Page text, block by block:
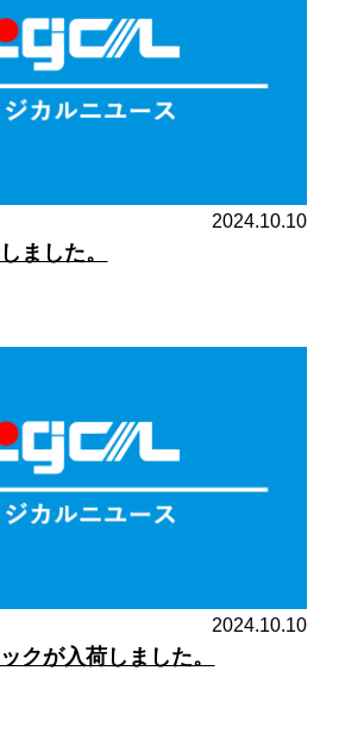
2024.10.10
ました。
2024.10.10
クが入荷しました。